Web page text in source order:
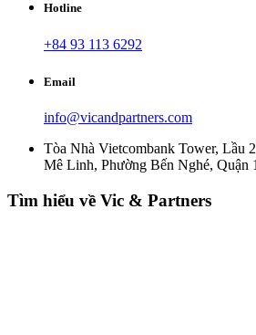
Hotline
+84 93 113 6292
Email
info@vicandpartners.com
Tòa Nhà Vietcombank Tower, Lầu
Mê Linh, Phường Bến Nghé,
Tìm hiểu về Vic & Partners